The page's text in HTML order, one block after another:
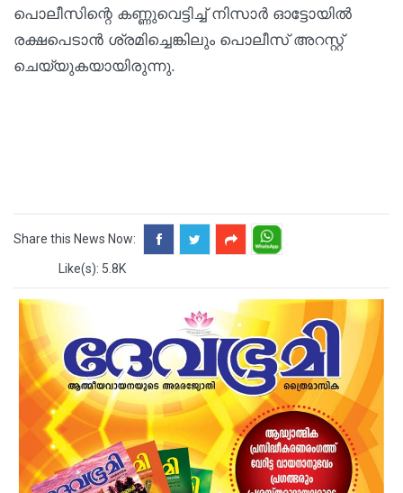
പൊലീസിന്റെ കണ്ണുവെട്ടിച്ച് നിസാർ ഓട്ടോയിൽ
രക്ഷപെടാൻ ശ്രമിച്ചെങ്കിലും പൊലീസ് അറസ്റ്റ്
ചെയ്യുകയായിരുന്നു.
Share this News Now:
Like(s): 5.8K